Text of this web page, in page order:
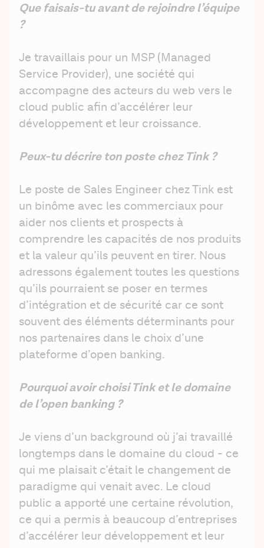
Que faisais-tu avant de rejoindre l’équipe
?
Je travaillais pour un MSP (Managed
Service Provider), une société qui
accompagne des acteurs du web vers le
cloud public afin d’accélérer leur
développement et leur croissance.
Peux-tu décrire ton poste chez Tink ?
Le poste de Sales Engineer chez Tink est
un binôme avec les commerciaux pour
aider nos clients et prospects à
comprendre les capacités de nos produits
et la valeur qu’ils peuvent en tirer. Nous
adressons également toutes les questions
qu’ils pourraient se poser en termes
d’intégration et de sécurité car ce sont
souvent des éléments déterminants pour
nos partenaires dans le choix d’une
plateforme d’open banking.
Pourquoi avoir choisi Tink et le domaine
de l’open banking ?
Je viens d’un background où j’ai travaillé
longtemps dans le domaine du cloud - ce
qui me plaisait c’était le changement de
paradigme qui venait avec. Le cloud
public a apporté une certaine révolution,
ce qui a permis à beaucoup d’entreprises
d’accélérer leur développement et leur